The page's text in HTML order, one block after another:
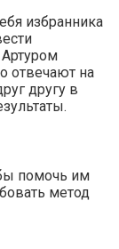
избранника
отвечают на
другу в
помочь им
метод